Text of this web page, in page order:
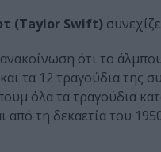
(Taylor Swift)
ότι το
τα 12 τραγούδια της
όλα τα τραγούδια
από τη δεκαετία του